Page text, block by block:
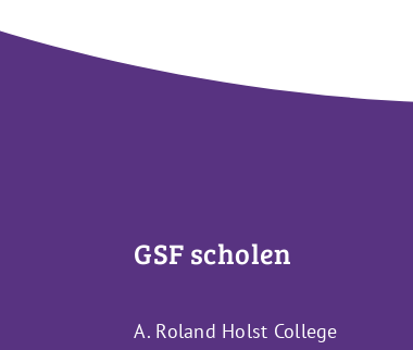
GSF scholen
A. Roland Holst College